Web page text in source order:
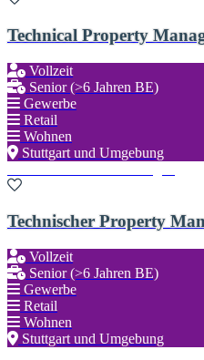
Technical Property
Vollzeit
Senior (>6 Jahren BE)
Gewerbe
Retail
Wohnen
Stuttgart und Umgebung
Technischer Property
Vollzeit
Senior (>6 Jahren BE)
Gewerbe
Retail
Wohnen
Stuttgart und Umgebung